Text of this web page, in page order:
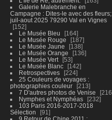
Galerie Malebranche en
Campagne : Dites-le avec des fleurs;
juil-aout 2025 79290 Val en Vignes
152
Le Musée Bleu
164
Le Musée Rouge
187
Le Musée Jaune
138
Le Musée Orange
136
Le Musée Vert
53
Le Musée Blanc
142
Retrospectives
224
25 Couleurs de voyages :
photographies couleur
213
7 D'autres photos de Venise
216
Nymphes et Nymphéas
232
103 Paris 2016-2017-2018
Sélection
91
9 Retour de Chine 2011 :